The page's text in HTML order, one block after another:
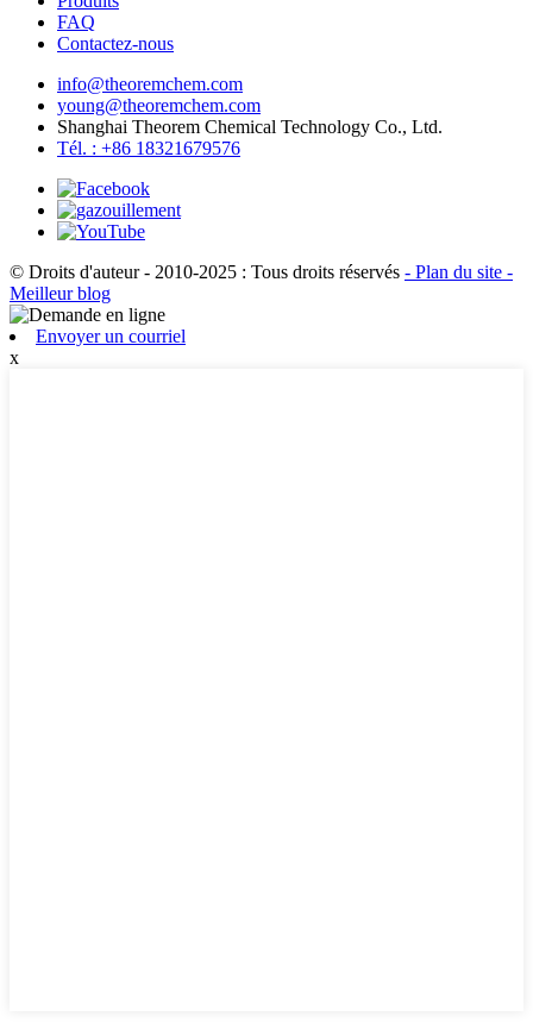
FAQ
Contactez-nous
info@theoremchem.com
young@theoremchem.com
Shanghai Theorem Chemical Technology Co., Ltd.
Tél. : +86 18321679576
© Droits d'auteur - 2010-2025 : Tous droits réservés - Plan du site -
Meilleur blog
Envoyer un courriel
x